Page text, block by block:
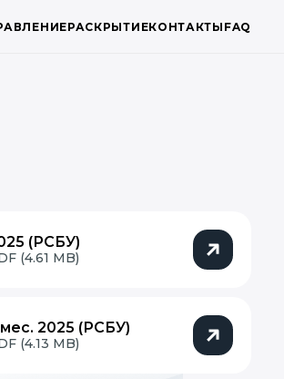
РАСКРЫТИЕКОНТАКТЫ FAQ
(РСБУ)
(4.61 MB)
2025 (РСБУ)
(4.13 MB)